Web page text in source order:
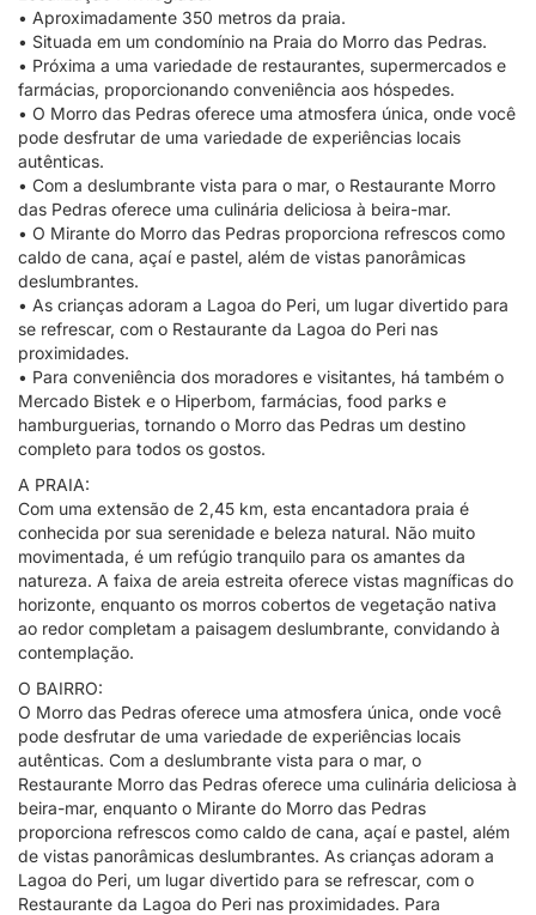
• Aproximadamente 350 metros da praia.
• Situada em um condomínio na Praia do Morro das Pedras.
• Próxima a uma variedade de restaurantes, supermercados e
farmácias, proporcionando conveniência aos hóspedes.
• O Morro das Pedras oferece uma atmosfera única, onde você
pode desfrutar de uma variedade de experiências locais
autênticas.
• Com a deslumbrante vista para o mar, o Restaurante Morro
das Pedras oferece uma culinária deliciosa à beira-mar.
• O Mirante do Morro das Pedras proporciona refrescos como
caldo de cana, açaí e pastel, além de vistas panorâmicas
deslumbrantes.
• As crianças adoram a Lagoa do Peri, um lugar divertido para
se refrescar, com o Restaurante da Lagoa do Peri nas
proximidades.
• Para conveniência dos moradores e visitantes, há também o
Mercado Bistek e o Hiperbom, farmácias, food parks e
hamburguerias, tornando o Morro das Pedras um destino
completo para todos os gostos.
A PRAIA:
Com uma extensão de 2,45 km, esta encantadora praia é
conhecida por sua serenidade e beleza natural. Não muito
movimentada, é um refúgio tranquilo para os amantes da
natureza. A faixa de areia estreita oferece vistas magníficas do
horizonte, enquanto os morros cobertos de vegetação nativa
ao redor completam a paisagem deslumbrante, convidando à
contemplação.
O BAIRRO:
O Morro das Pedras oferece uma atmosfera única, onde você
pode desfrutar de uma variedade de experiências locais
autênticas. Com a deslumbrante vista para o mar, o
Restaurante Morro das Pedras oferece uma culinária deliciosa à
beira-mar, enquanto o Mirante do Morro das Pedras
proporciona refrescos como caldo de cana, açaí e pastel, além
de vistas panorâmicas deslumbrantes. As crianças adoram a
Lagoa do Peri, um lugar divertido para se refrescar, com o
Restaurante da Lagoa do Peri nas proximidades. Para